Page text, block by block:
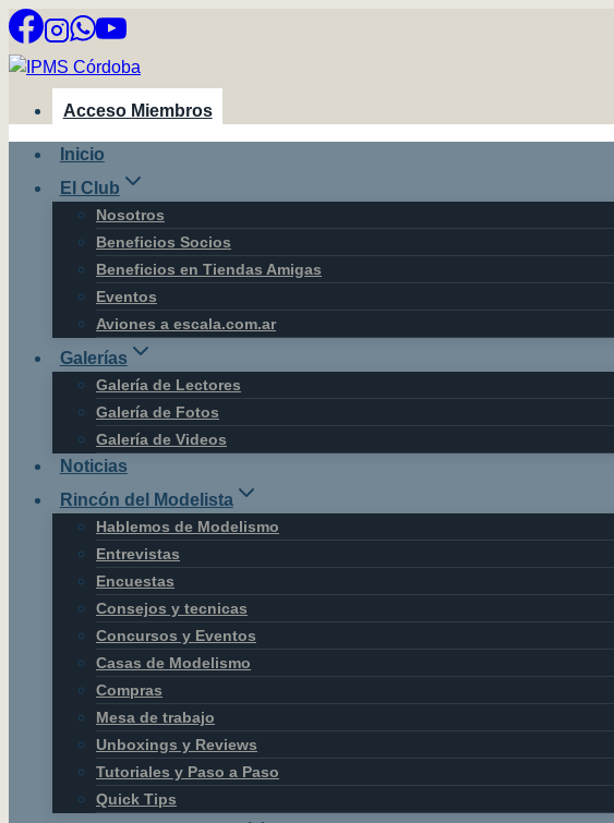
Saltar
al
contenido
Acceso Miembros
Inicio
El Club
Nosotros
Beneficios Socios
Beneficios en Tiendas Amigas
Eventos
Aviones a escala.com.ar
Galerías
Galería de Lectores
Galería de Fotos
Galería de Videos
Noticias
Rincón del Modelista
Hablemos de Modelismo
Entrevistas
Encuestas
Consejos y tecnicas
Concursos y Eventos
Casas de Modelismo
Compras
Mesa de trabajo
Unboxings y Reviews
Tutoriales y Paso a Paso
Quick Tips